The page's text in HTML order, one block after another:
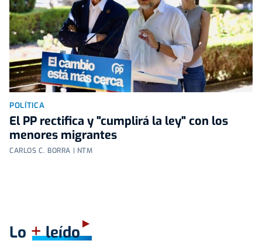
POLÍTICA
El PP rectifica y "cumplirá la ley" con los
menores migrantes
CARLOS C. BORRA | NTM
Lo +leído